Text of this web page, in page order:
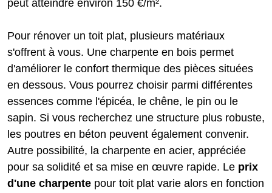
peut atteindre environ 150 €/m².
Pour rénover un toit plat, plusieurs matériaux
s'offrent à vous. Une charpente en bois permet
d'améliorer le confort thermique des pièces situées
en dessous. Vous pourrez choisir parmi différentes
essences comme l'épicéa, le chêne, le pin ou le
sapin. Si vous recherchez une structure plus robuste,
les poutres en béton peuvent également convenir.
Autre possibilité, la charpente en acier, appréciée
pour sa solidité et sa mise en œuvre rapide. Le prix
d'une charpente pour toit plat varie alors en fonction